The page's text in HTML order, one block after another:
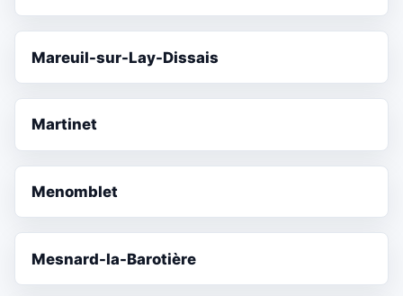
Mareuil-sur-Lay-Dissais
Martinet
Menomblet
Mesnard-la-Barotière